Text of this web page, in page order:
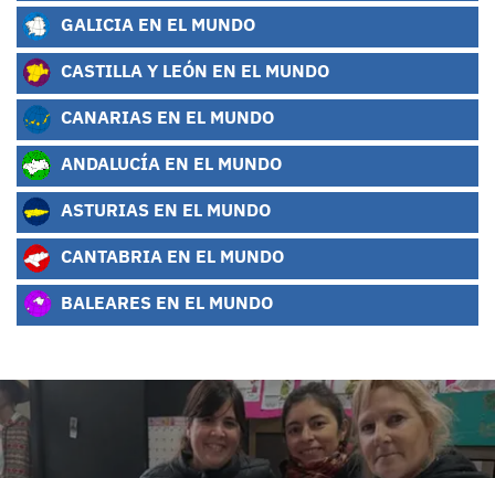
GALICIA EN EL MUNDO
CASTILLA Y LEÓN EN EL MUNDO
CANARIAS EN EL MUNDO
ANDALUCÍA EN EL MUNDO
ASTURIAS EN EL MUNDO
CANTABRIA EN EL MUNDO
BALEARES EN EL MUNDO